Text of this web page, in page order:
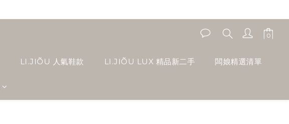
LI.JIÕU 人氣鞋款 LI.JIÕU LUX 精品新二手 闆娘精選清單